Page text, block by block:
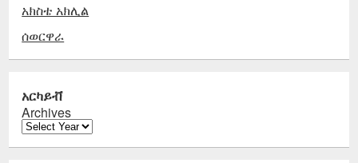
አክስቴ አክሊል
ሰወርዋራ
አርካይቭ
Archives